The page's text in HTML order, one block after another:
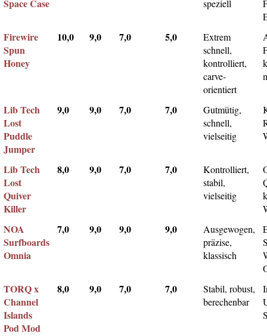
Space Case speziell
Firewire
Spun
Honey
10,0 9,0 7,0 5,0
Extrem
schnell,
kontrolliert,
carve-
orientiert
Lib Tech
Lost
Puddle
Jumper
9,0 9,0 7,0 7,0
Gutmütig,
schnell,
vielseitig
Lib Tech
Lost
Quiver
Killer
8,0 9,0 7,0 7,0
Kontrolliert,
stabil,
vielseitig
NOA
Surfboards
Omnia
7,0 9,0 9,0 9,0
Ausgewogen,
präzise,
klassisch
TORQ x
Channel
Islands
Pod Mod
8,0 9,0 7,0 7,0
Stabil, robust,
berechenbar